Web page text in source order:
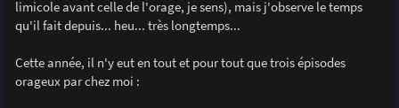
limicole avant celle de l'orage, je sens), mais j'observe le temps
qu'il fait depuis... heu... très longtemps...
Cette année, il n'y eut en tout et pour tout que trois épisodes
orageux par chez moi :